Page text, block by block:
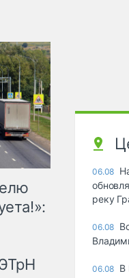
06.08
реку
06.08
06.08 В